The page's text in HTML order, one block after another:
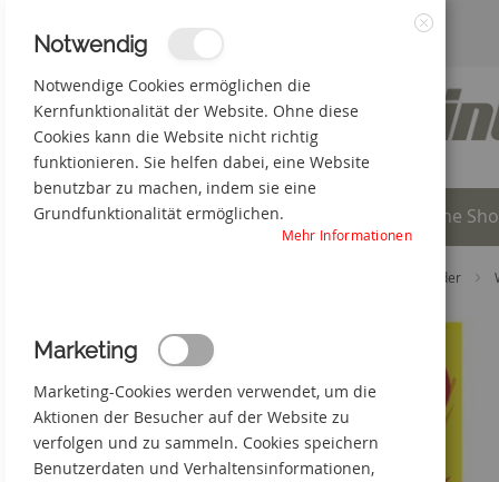
Inhalt
springen
3% Online-Rabatt +49(0) 50 66 98 09-0
Individuelle Produkte Online
Wald- und Forstschilder
Ende
Bildgalerie
springen
Notwendig
Notwendige Cookies ermöglichen die
Kernfunktionalität der Website. Ohne diese
Cookies kann die Website nicht richtig
funktionieren. Sie helfen dabei, eine Website
benutzbar zu machen, indem sie eine
Grundfunktionalität ermöglichen.
Mehr Informationen
Marketing
Marketing-Cookies werden verwendet, um die
Aktionen der Besucher auf der Website zu
verfolgen und zu sammeln. Cookies speichern
Benutzerdaten und Verhaltensinformationen,